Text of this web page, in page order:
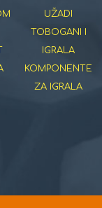
UŽADI
TOBOGANI I
IGRALA
KOMPONENTE
ZA IGRALA